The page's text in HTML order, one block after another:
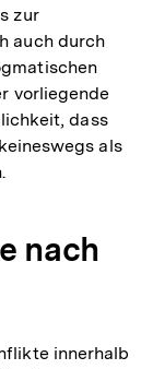
zur
auch durch
vorliegende
dass
als
nach
innerhalb